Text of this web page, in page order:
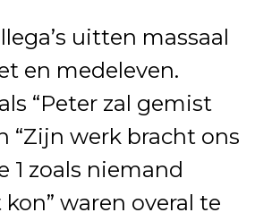
uitten massaal
en medeleven.
“Peter zal gemist
“Zijn werk bracht ons
1 zoals niemand
waren overal te